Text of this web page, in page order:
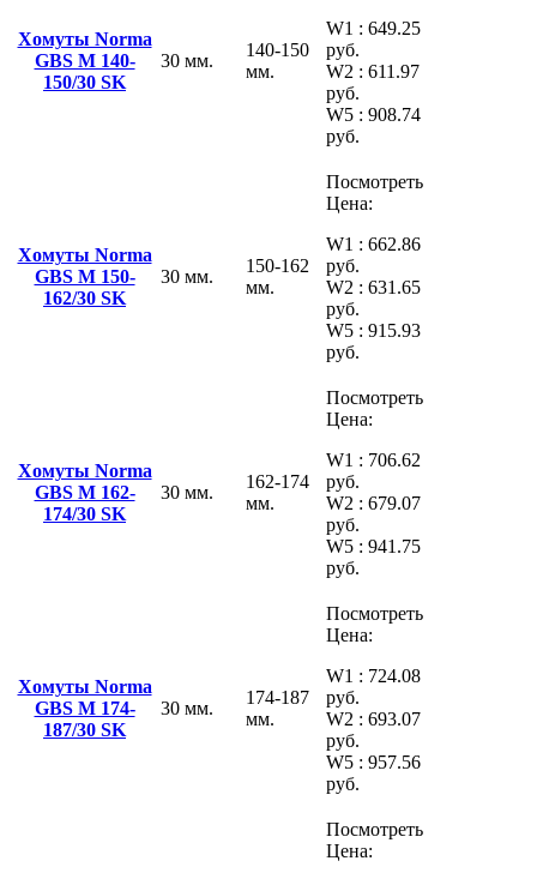
Хомуты Norma
GBS M 140-
150/30 SK
30 мм.
140-150
мм.
W1 : 649.25
руб.
W2 : 611.97
руб.
W5 : 908.74
руб.
Хомуты Norma
GBS M 150-
162/30 SK
30 мм.
150-162
мм.
Посмотреть
Цена:
W1 : 662.86
руб.
W2 : 631.65
руб.
W5 : 915.93
руб.
Хомуты Norma
GBS M 162-
174/30 SK
30 мм.
162-174
мм.
Посмотреть
Цена:
W1 : 706.62
руб.
W2 : 679.07
руб.
W5 : 941.75
руб.
Хомуты Norma
GBS M 174-
187/30 SK
30 мм.
174-187
мм.
Посмотреть
Цена:
W1 : 724.08
руб.
W2 : 693.07
руб.
W5 : 957.56
руб.
Посмотреть
Цена: